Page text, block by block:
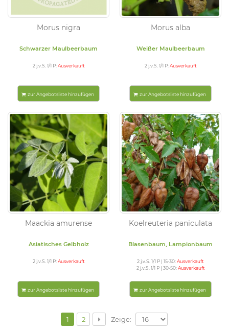
Morus nigra
Schwarzer Maulbeerbaum
2 j.v.S. 1/1 P: Ausverkauft
zur Angebotsliste hinzufügen
Morus alba
Weißer Maulbeerbaum
2 j.v.S. 1/1 P: Ausverkauft
zur Angebotsliste hinzufügen
Maackia amurense
Asiatisches Gelbholz
2 j.v.S. 1/1 P: Ausverkauft
zur Angebotsliste hinzufügen
Koelreuteria paniculata
Blasenbaum, Lampionbaum
2 j.v.S. 1/1 P | 15-30:Ausverkauft
2 j.v.S. 1/1 P | 30-50: Ausverkauft
zur Angebotsliste hinzufügen
1 2 Zeige: